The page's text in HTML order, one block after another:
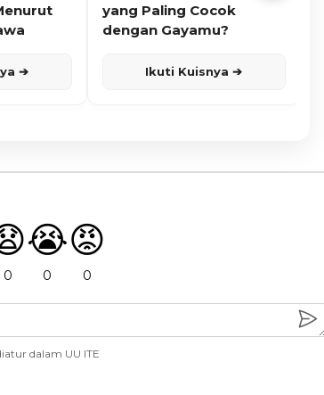
➔
yang Paling Cocok
dengan Gayamu?
Ikuti Kuisnya ➔
0
😭
0
😡
0
dalam UU ITE